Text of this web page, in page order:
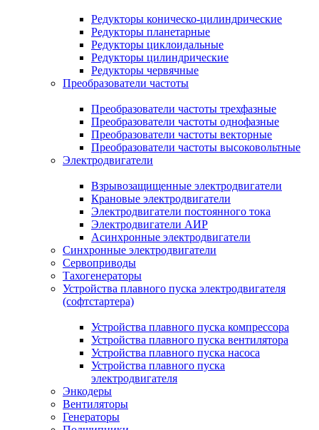
Редукторы коническо-цилиндрические
Редукторы планетарные
Редукторы циклоидальные
Редукторы цилиндрические
Редукторы червячные
Преобразователи частоты
Преобразователи частоты трехфазные
Преобразователи частоты однофазные
Преобразователи частоты векторные
Преобразователи частоты высоковольтные
Электродвигатели
Взрывозащищенные электродвигатели
Крановые электродвигатели
Электродвигатели постоянного тока
Электродвигатели АИР
Асинхронные электродвигатели
Синхронные электродвигатели
Сервоприводы
Тахогенераторы
Устройства плавного пуска электродвигателя
(софтстартера)
Устройства плавного пуска компрессора
Устройства плавного пуска вентилятора
Устройства плавного пуска насоса
Устройства плавного пуска
электродвигателя
Энкодеры
Вентиляторы
Генераторы